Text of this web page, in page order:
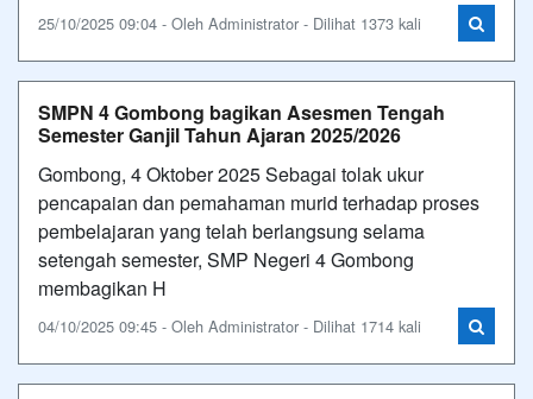
25/10/2025 09:04 - Oleh Administrator - Dilihat 1373 kali
SMPN 4 Gombong bagikan Asesmen Tengah
Semester Ganjil Tahun Ajaran 2025/2026
Gombong, 4 Oktober 2025 Sebagai tolak ukur
pencapaian dan pemahaman murid terhadap proses
pembelajaran yang telah berlangsung selama
setengah semester, SMP Negeri 4 Gombong
membagikan H
04/10/2025 09:45 - Oleh Administrator - Dilihat 1714 kali